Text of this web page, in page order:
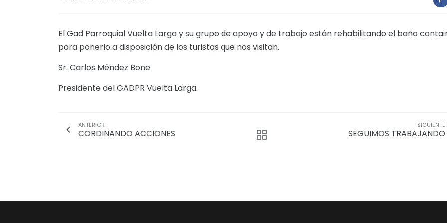
El Gad Parroquial Vuelta Larga y su grupo de apoyo y de trabajo están rehabilitando el baño
para ponerlo a disposición de los turistas que nos visitan.
Sr. Carlos Méndez Bone
Presidente del GADPR Vuelta Larga.
ANTERIOR
CORDINANDO ACCIONES
SIGUIENTE
SEGUIMOS TRABAJANDO